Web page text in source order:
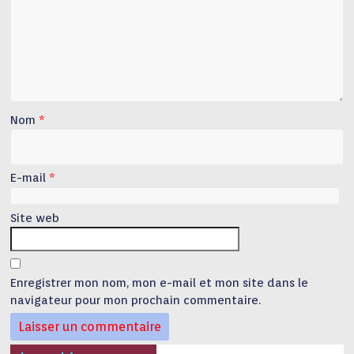
Nom *
E-mail *
Site web
Enregistrer mon nom, mon e-mail et mon site dans le
navigateur pour mon prochain commentaire.